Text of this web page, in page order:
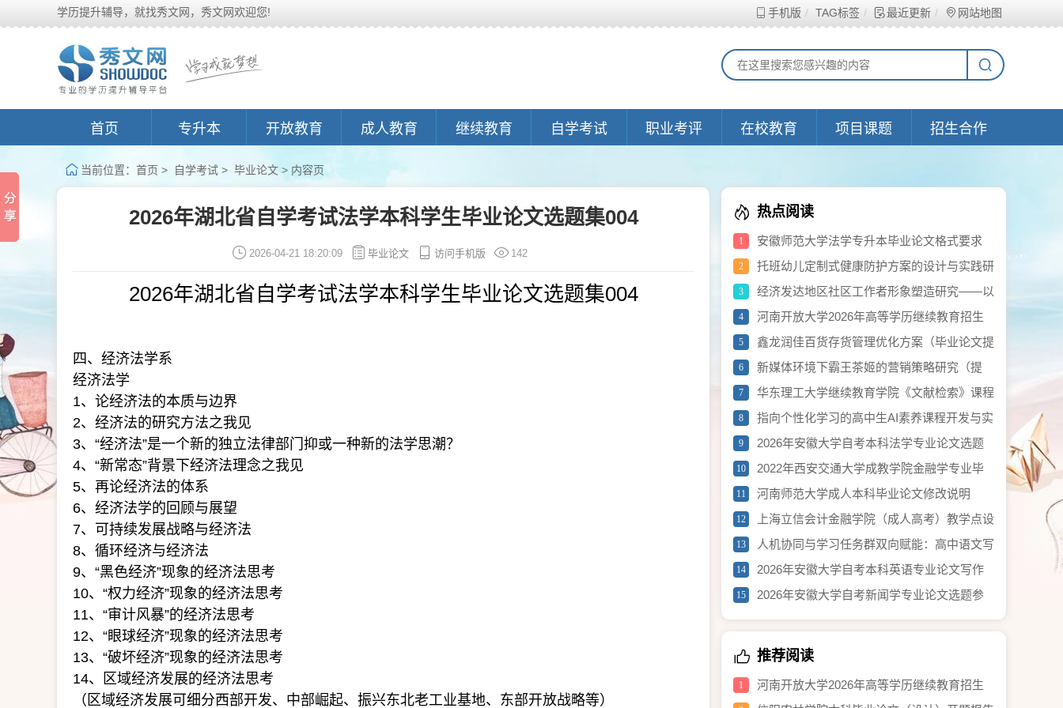
学历提升辅导，就找秀文网，秀文网欢迎您! 手机版 TAG标签 最近更新 网站地图
首页 专升本 开放教育 成人教育 继续教育 自学考试 职业考评 在校教育 项目课题 招生合作
当前位置： 首页 > 自学考试 > 毕业论文 > 内容页
2026年湖北省自学考试法学本科学生毕业论文选题集004
2026-04-21 18:20:09 毕业论文 访问手机版 142
2026年湖北省自学考试法学本科学生毕业论文选题集004
四、经济法学系
经济法学
1、论经济法的本质与边界
2、经济法的研究方法之我见
3、“经济法”是一个新的独立法律部门抑或一种新的法学思潮？
4、“新常态”背景下经济法理念之我见
5、再论经济法的体系
6、经济法学的回顾与展望
7、可持续发展战略与经济法
8、循环经济与经济法
9、“黑色经济”现象的经济法思考
10、“权力经济”现象的经济法思考
11、“审计风暴”的经济法思考
12、“眼球经济”现象的经济法思考
13、“破坏经济”现象的经济法思考
14、区域经济发展的经济法思考
（区域经济发展可细分西部开发、中部崛起、振兴东北老工业基地、东部开放战略等）
热点阅读
1 安徽师范大学法学专升本毕业论文格式要求
2
托班幼儿定制式健康防护方案的设计与实践研
究（2026年度黄浦区教育科学研究重点项目）
3
经济发达地区社区工作者形象塑造研究——以
千三社区为例（提纲）
4
河南开放大学2026年高等学历继续教育招生
计划公示
5
鑫龙润佳百货存货管理优化方案（毕业论文提
纲）
6
新媒体环境下霸王茶姬的营销策略研究（提
纲）
7
华东理工大学继续教育学院《文献检索》课程
论文要求
8
指向个性化学习的高中生AI素养课程开发与实
践（2026年度黄浦区教育科学研究重点项目）
9
2026年安徽大学自考本科法学专业论文选题
参考002
10
2022年西安交通大学成教学院金融学专业毕
业论文选题参考
11 河南师范大学成人本科毕业论文修改说明
12
上海立信会计金融学院（成人高考）教学点设
置
13
人机协同与学习任务群双向赋能：高中语文写
作训练新范式研究（2026年度黄浦区教育科学研
究重点项目）
14
2026年安徽大学自考本科英语专业论文写作
须知
15
2026年安徽大学自考新闻学专业论文选题参
考
推荐阅读
1
河南开放大学2026年高等学历继续教育招生